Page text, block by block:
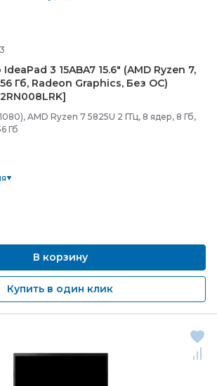
3 15ABA7 15.6" (AMD Ryzen 7,
Гб, Radeon Graphics, Без ОС)
AMD Ryzen 7 5825U 2 ГГц, 8 ядер, 8 Гб,
Гб
В корзину
Купить в один клик